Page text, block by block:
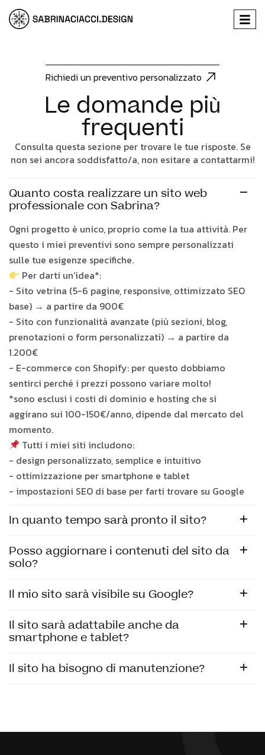
Richiedi un preventivo personalizzato
Le domande più
frequenti
Consulta questa sezione per trovare le tue risposte. Se
non sei ancora soddisfatto/a, non esitare a contattarmi!
Quanto costa realizzare un sito web
professionale con Sabrina?
Ogni progetto è unico, proprio come la tua attività. Per
questo i miei preventivi sono sempre personalizzati
sulle tue esigenze specifiche.
Per darti un’idea*:
- Sito vetrina (5-6 pagine, responsive, ottimizzato SEO
base) → a partire da 900€
- Sito con funzionalità avanzate (più sezioni, blog,
prenotazioni o form personalizzati) → a partire da
1.200€
- E-commerce con Shopify: per questo dobbiamo
sentirci perché i prezzi possono variare molto!
*sono esclusi i costi di dominio e hosting che si
aggirano sui 100-150€/anno, dipende dal mercato del
momento.
Tutti i miei siti includono:
- design personalizzato, semplice e intuitivo
- ottimizzazione per smartphone e tablet
- impostazioni SEO di base per farti trovare su Google
In quanto tempo sarà pronto il sito?
Posso aggiornare i contenuti del sito da
solo?
Il mio sito sarà visibile su Google?
Il sito sarà adattabile anche da
smartphone e tablet?
Il sito ha bisogno di manutenzione?